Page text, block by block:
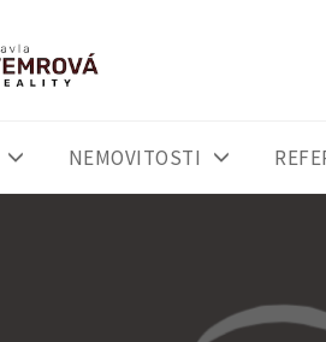
NEMOVITOSTI